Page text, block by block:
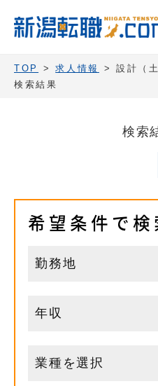
TOP >求人情報
> 設計（
検索結果
検索
希望条件で検
業種を選択